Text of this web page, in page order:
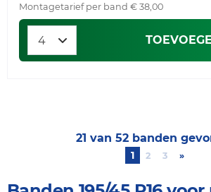
Montagetarief per band € 38,00
1 2 3 »
21 van 52 banden